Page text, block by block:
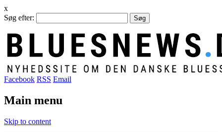
x
Søg efter:
Facebook RSS Email
Main menu
Skip to content